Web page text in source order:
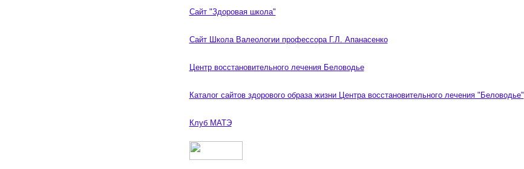
Сайт "Здоровая школа"
Сайт Школа Валеологии профессора Г.Л. Апанасенко
Центр восстановительного лечения Беловодье
Каталог сайтов здорового образа жизни Центра восстановительного лечения "Беловодье"
Клуб МАТЭ